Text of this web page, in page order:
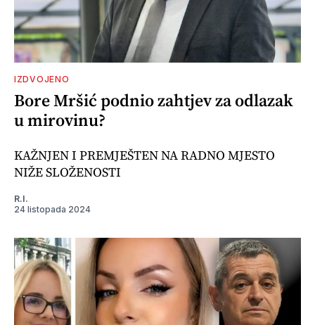
IZDVOJENO
Bore Mršić podnio zahtjev za odlazak
u mirovinu?
KAŽNJEN I PREMJEŠTEN NA RADNO MJESTO
NIŽE SLOŽENOSTI
R.I.
24 listopada 2024